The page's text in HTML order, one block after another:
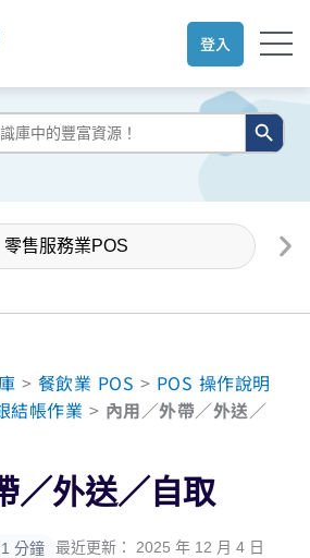
登入
搜尋按鈕
零售服務業POS
> 餐飲業 POS > POS 操作說明
結帳作業 > 內用／外帶／外送／
／外送／自取
分鐘 最近更新： 2025 年 12 月 4 日